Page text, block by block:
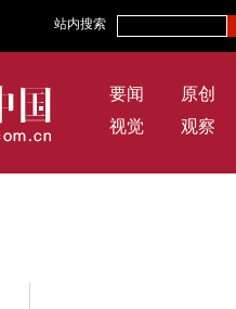
站内搜索
要闻 原创
视觉
观察